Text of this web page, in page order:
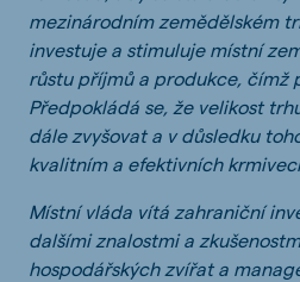
mezinárodním zemědělském
investuje a stimuluje místní
růstu příjmů a produkce, čímž
Předpokládá se, že velikost
dále zvyšovat a v důsledku
kvalitním a efektivních
Místní vláda vítá zahraniční
dalšími znalostmi a
hospodářských zvířat a